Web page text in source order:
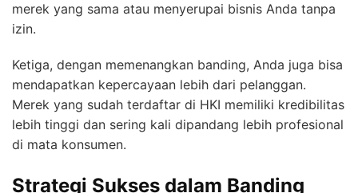
merek yang sama atau menyerupai bisnis Anda tanpa
izin.
Ketiga, dengan memenangkan banding, Anda juga bisa
mendapatkan kepercayaan lebih dari pelanggan.
Merek yang sudah terdaftar di HKI memiliki kredibilitas
lebih tinggi dan sering kali dipandang lebih profesional
di mata konsumen.
Strategi Sukses dalam Banding